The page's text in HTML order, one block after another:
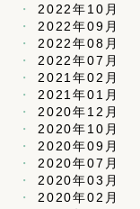
2022年10月
2022年09月
2022年08月
2022年07月
2021年02月
2021年01月
2020年12月
2020年10月
2020年09月
2020年07月
2020年03月
2020年02月